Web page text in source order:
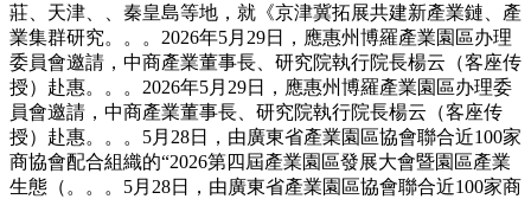
莊、天津、、秦皇島等地，就《京津冀拓展共建新產業鏈、產
業集群研究。。。2026年5月29日，應惠州博羅產業園區办理
委員會邀請，中商產業董事長、研究院執行院長楊云（客座传
授）赴惠。。。2026年5月29日，應惠州博羅產業園區办理委
員會邀請，中商產業董事長、研究院執行院長楊云（客座传
授）赴惠。。。5月28日，由廣東省產業園區協會聯合近100家
商協會配合組織的“2026第四屆產業園區發展大會暨園區產業
生態（。。。5月28日，由廣東省產業園區協會聯合近100家商